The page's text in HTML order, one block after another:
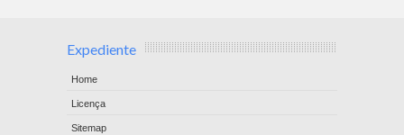
Expediente
Home
Licença
Sitemap